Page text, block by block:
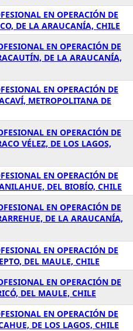
EN OPERACIÓN DE
DE LA ARAUCANÍA, CHILE
EN OPERACIÓN DE
DE LA ARAUCANÍA,
EN OPERACIÓN DE
METROPOLITANA DE
EN OPERACIÓN DE
VÉLEZ, DE LOS LAGOS,
EN OPERACIÓN DE
DEL BIOBÍO, CHILE
EN OPERACIÓN DE
DE LA ARAUCANÍA,
EN OPERACIÓN DE
DEL MAULE, CHILE
EN OPERACIÓN DE
DEL MAULE, CHILE
EN OPERACIÓN DE
DE LOS LAGOS, CHILE